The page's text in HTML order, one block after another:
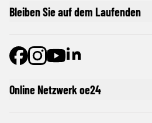
Online Netzwerk oe24
Bleiben Sie auf dem Laufenden